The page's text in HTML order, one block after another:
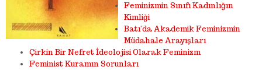
Feminizmin Sınıfı Kadınlığın
Kimliği
Batı’da Akademik Feminizmin
Müdahale Arayışları
Çirkin Bir Nefret İdeolojisi Olarak Feminizm
Feminist Kuramın Sorunları